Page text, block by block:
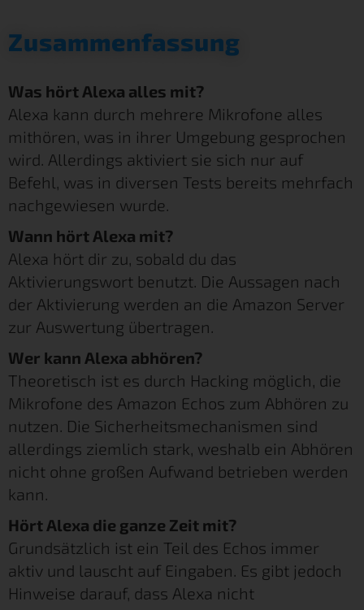
Zusammenfassung
Was hört Alexa alles mit?
Alexa kann durch mehrere Mikrofone alles
mithören, was in ihrer Umgebung gesprochen
wird. Allerdings aktiviert sie sich nur auf
Befehl, was in diversen Tests bereits mehrfach
nachgewiesen wurde.
Wann hört Alexa mit?
Alexa hört dir zu, sobald du das
Aktivierungswort benutzt. Die Aussagen nach
der Aktivierung werden an die Amazon Server
zur Auswertung übertragen.
Wer kann Alexa abhören?
Theoretisch ist es durch Hacking möglich, die
Mikrofone des Amazon Echos zum Abhören zu
nutzen. Die Sicherheitsmechanismen sind
allerdings ziemlich stark, weshalb ein Abhören
nicht ohne großen Aufwand betrieben werden
kann.
Hört Alexa die ganze Zeit mit?
Grundsätzlich ist ein Teil des Echos immer
aktiv und lauscht auf Eingaben. Es gibt jedoch
Hinweise darauf, dass Alexa nicht